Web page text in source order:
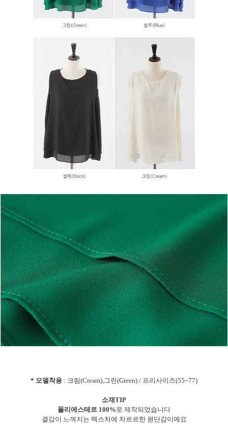
* 모델착용 : 크림(Cream),그린(Green) / 프리사이즈(55~77)
소재TIP
폴리에스테르 100%로 제작되었습니다
결감이 느껴지는 텍스처에 차르르한 원단감이에요